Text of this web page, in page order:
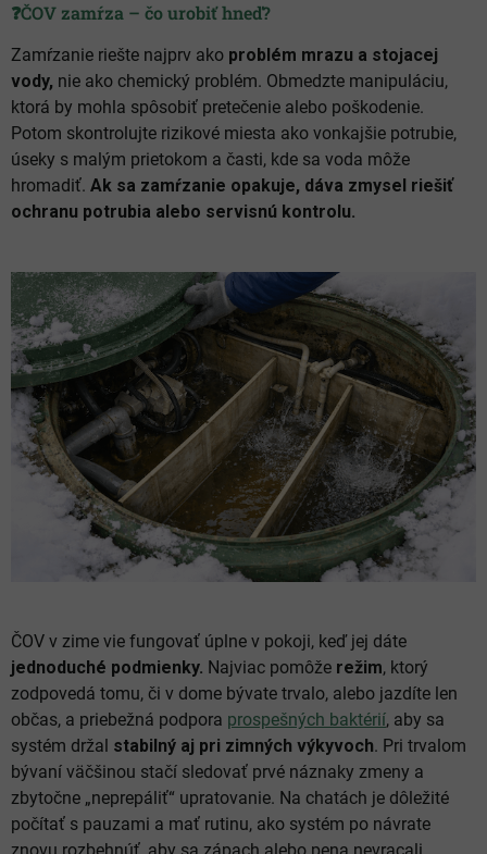
❓ČOV zamŕza – čo urobiť hneď?
Zamŕzanie riešte najprv ako problém mrazu a stojacej
vody, nie ako chemický problém. Obmedzte manipuláciu,
ktorá by mohla spôsobiť pretečenie alebo poškodenie.
Potom skontrolujte rizikové miesta ako vonkajšie potrubie,
úseky s malým prietokom a časti, kde sa voda môže
hromadiť. Ak sa zamŕzanie opakuje, dáva zmysel riešiť
ochranu potrubia alebo servisnú kontrolu.
ČOV v zime vie fungovať úplne v pokoji, keď jej dáte
jednoduché podmienky. Najviac pomôže režim, ktorý
zodpovedá tomu, či v dome bývate trvalo, alebo jazdíte len
občas, a priebežná podpora prospešných baktérií, aby sa
systém držal stabilný aj pri zimných výkyvoch. Pri trvalom
bývaní väčšinou stačí sledovať prvé náznaky zmeny a
zbytočne „neprepáliť“ upratovanie. Na chatách je dôležité
počítať s pauzami a mať rutinu, ako systém po návrate